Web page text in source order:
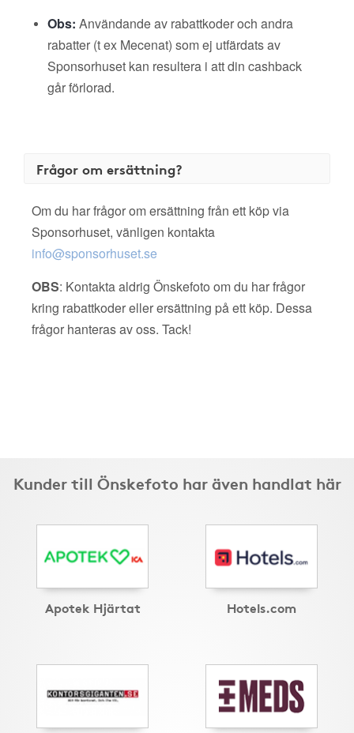
Obs: Användande av rabattkoder och andra
rabatter (t ex Mecenat) som ej utfärdats av
Sponsorhuset kan resultera i att din cashback
går förlorad.
Frågor om ersättning?
Om du har frågor om ersättning från ett köp via
Sponsorhuset, vänligen kontakta
info@sponsorhuset.se
OBS: Kontakta aldrig Önskefoto om du har frågor
kring rabattkoder eller ersättning på ett köp. Dessa
frågor hanteras av oss. Tack!
Kunder till Önskefoto har även handlat här
Apotek Hjärtat Hotels.com